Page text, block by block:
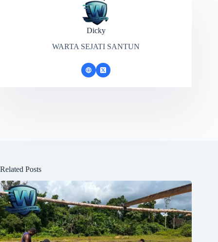
Dicky
WARTA SEJATI SANTUN
Related Posts